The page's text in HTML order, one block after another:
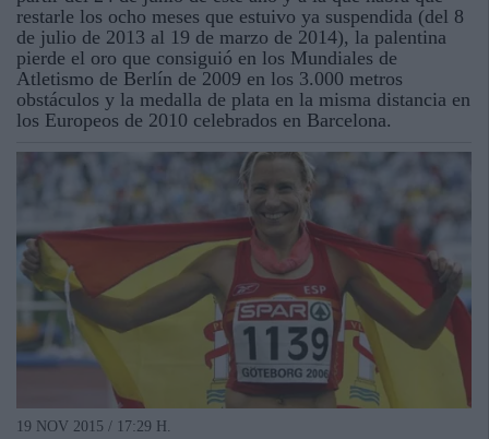
restarle los ocho meses que estuivo ya suspendida (del 8
de julio de 2013 al 19 de marzo de 2014), la palentina
pierde el oro que consiguió en los Mundiales de
Atletismo de Berlín de 2009 en los 3.000 metros
obstáculos y la medalla de plata en la misma distancia en
los Europeos de 2010 celebrados en Barcelona.
19 NOV 2015 / 17:29 H.